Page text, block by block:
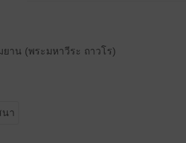
าน (พระมหาวีระ ถาวโร)
า